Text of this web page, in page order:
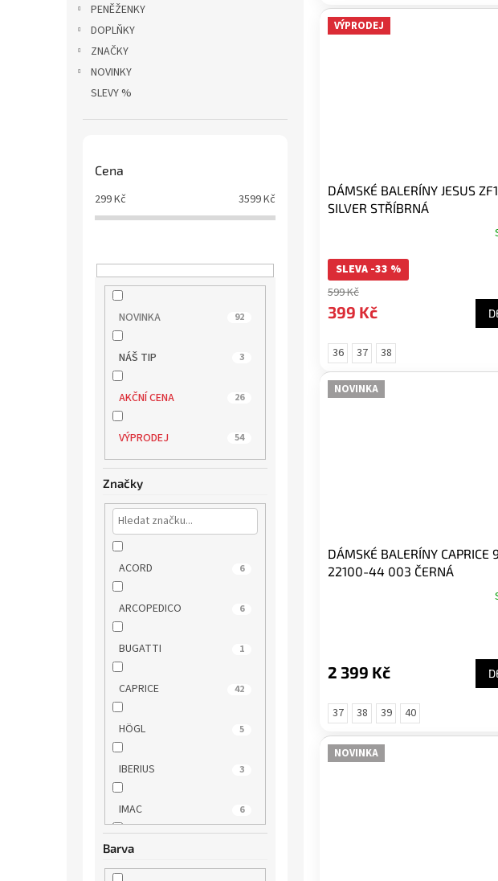
PENĚŽENKY
DOPLŇKY
ZNAČKY
NOVINKY
SLEVY %
Cena
299Kč 3599Kč
NOVINKA 92
NÁŠ TIP 3
AKČNÍ CENA 26
VÝPRODEJ 54
Značky
ACORD 6
ARCOPEDICO 6
BUGATTI 1
CAPRICE 42
HÖGL 5
IBERIUS 3
IMAC 6
JANA
Barva
VÝPRODEJ
DÁMSKÉ BALERÍNY JESUS
SILVER STŘÍBRNÁ
SLEVA -33 %
599 Kč
399 Kč
36 37 38
NOVINKA
DÁMSKÉ BALERÍNY CAPRICE
22100-44 003 ČERNÁ
2 399 Kč
37 38 39 40
NOVINKA